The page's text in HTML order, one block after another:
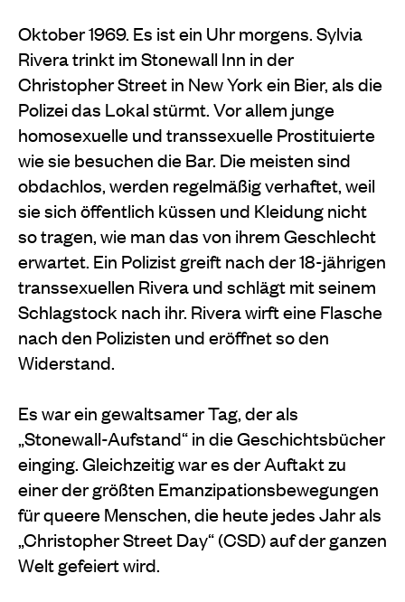
Oktober 1969. Es ist ein Uhr morgens. Sylvia
Rivera trinkt im Stonewall Inn in der
Christopher Street in New York ein Bier, als die
Polizei das Lokal stürmt. Vor allem junge
homosexuelle und transsexuelle Prostituierte
wie sie besuchen die Bar. Die meisten sind
obdachlos, werden regelmäßig verhaftet, weil
sie sich öffentlich küssen und Kleidung nicht
so tragen, wie man das von ihrem Geschlecht
erwartet. Ein Polizist greift nach der 18-jährigen
transsexuellen Rivera und schlägt mit seinem
Schlagstock nach ihr. Rivera wirft eine Flasche
nach den Polizisten und eröffnet so den
Widerstand.
Es war ein gewaltsamer Tag, der als
„Stonewall-Aufstand“ in die Geschichtsbücher
einging. Gleichzeitig war es der Auftakt zu
einer der größten Emanzipationsbewegungen
für queere Menschen, die heute jedes Jahr als
„Christopher Street Day“ (CSD) auf der ganzen
Welt gefeiert wird.